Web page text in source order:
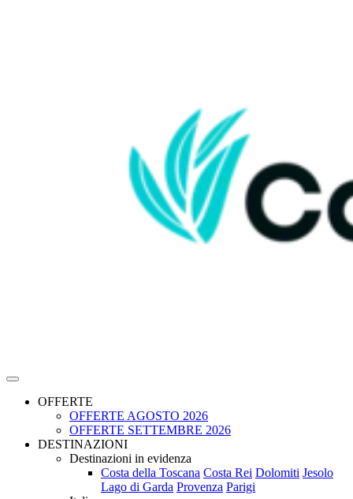
OFFERTE
OFFERTE AGOSTO 2026
OFFERTE SETTEMBRE 2026
DESTINAZIONI
Destinazioni in evidenza
Costa della Toscana Costa Rei Dolomiti Jesolo
Lago di Garda Provenza Parigi